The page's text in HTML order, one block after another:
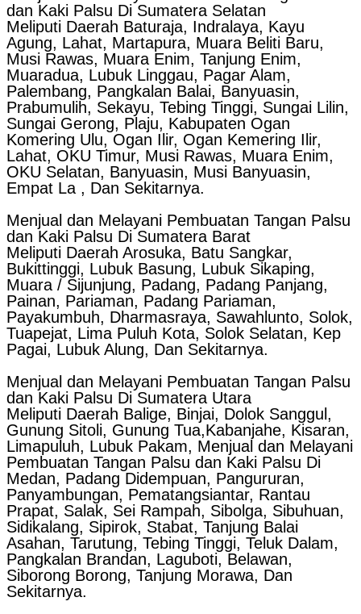
dan Kaki Palsu Di Sumatera Selatan
Meliputi Daerah Baturaja, Indralaya, Kayu
Agung, Lahat, Martapura, Muara Beliti Baru,
Musi Rawas, Muara Enim, Tanjung Enim,
Muaradua, Lubuk Linggau, Pagar Alam,
Palembang, Pangkalan Balai, Banyuasin,
Prabumulih, Sekayu, Tebing Tinggi, Sungai Lilin,
Sungai Gerong, Plaju, Kabupaten Ogan
Komering Ulu, Ogan Ilir, Ogan Kemering Ilir,
Lahat, OKU Timur, Musi Rawas, Muara Enim,
OKU Selatan, Banyuasin, Musi Banyuasin,
Empat La , Dan Sekitarnya.
Menjual dan Melayani Pembuatan Tangan Palsu
dan Kaki Palsu Di Sumatera Barat
Meliputi Daerah Arosuka, Batu Sangkar,
Bukittinggi, Lubuk Basung, Lubuk Sikaping,
Muara / Sijunjung, Padang, Padang Panjang,
Painan, Pariaman, Padang Pariaman,
Payakumbuh, Dharmasraya, Sawahlunto, Solok,
Tuapejat, Lima Puluh Kota, Solok Selatan, Kep
Pagai, Lubuk Alung, Dan Sekitarnya.
Menjual dan Melayani Pembuatan Tangan Palsu
dan Kaki Palsu Di Sumatera Utara
Meliputi Daerah Balige, Binjai, Dolok Sanggul,
Gunung Sitoli, Gunung Tua,Kabanjahe, Kisaran,
Limapuluh, Lubuk Pakam, Menjual dan Melayani
Pembuatan Tangan Palsu dan Kaki Palsu Di
Medan, Padang Didempuan, Pangururan,
Panyambungan, Pematangsiantar, Rantau
Prapat, Salak, Sei Rampah, Sibolga, Sibuhuan,
Sidikalang, Sipirok, Stabat, Tanjung Balai
Asahan, Tarutung, Tebing Tinggi, Teluk Dalam,
Pangkalan Brandan, Laguboti, Belawan,
Siborong Borong, Tanjung Morawa, Dan
Sekitarnya.